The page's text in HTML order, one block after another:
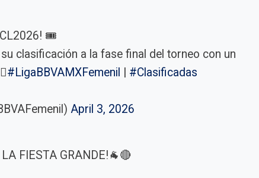
CL2026! 🎟️
clasificación a la fase final del torneo con un
#LigaBBVAMXFemenil
#Clasificadas
April 3, 2026
FIESTA GRANDE!🐐🔴